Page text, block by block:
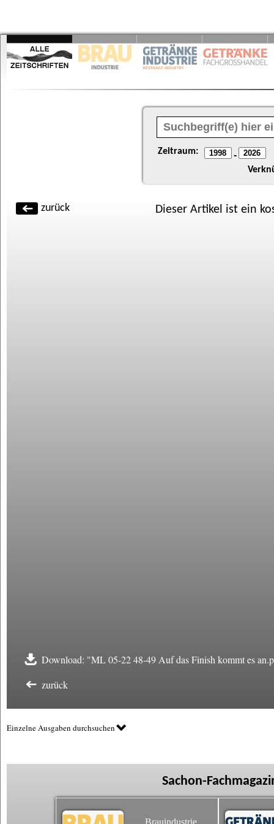
Zeitraum: -
zurück Dieser Artikel ist ein
Download: "ML 05-22 48-49 Auf das Finish kommt es
zurück
Einzelne Ausgaben durchsuchen
Sachon-
Brauindustrie